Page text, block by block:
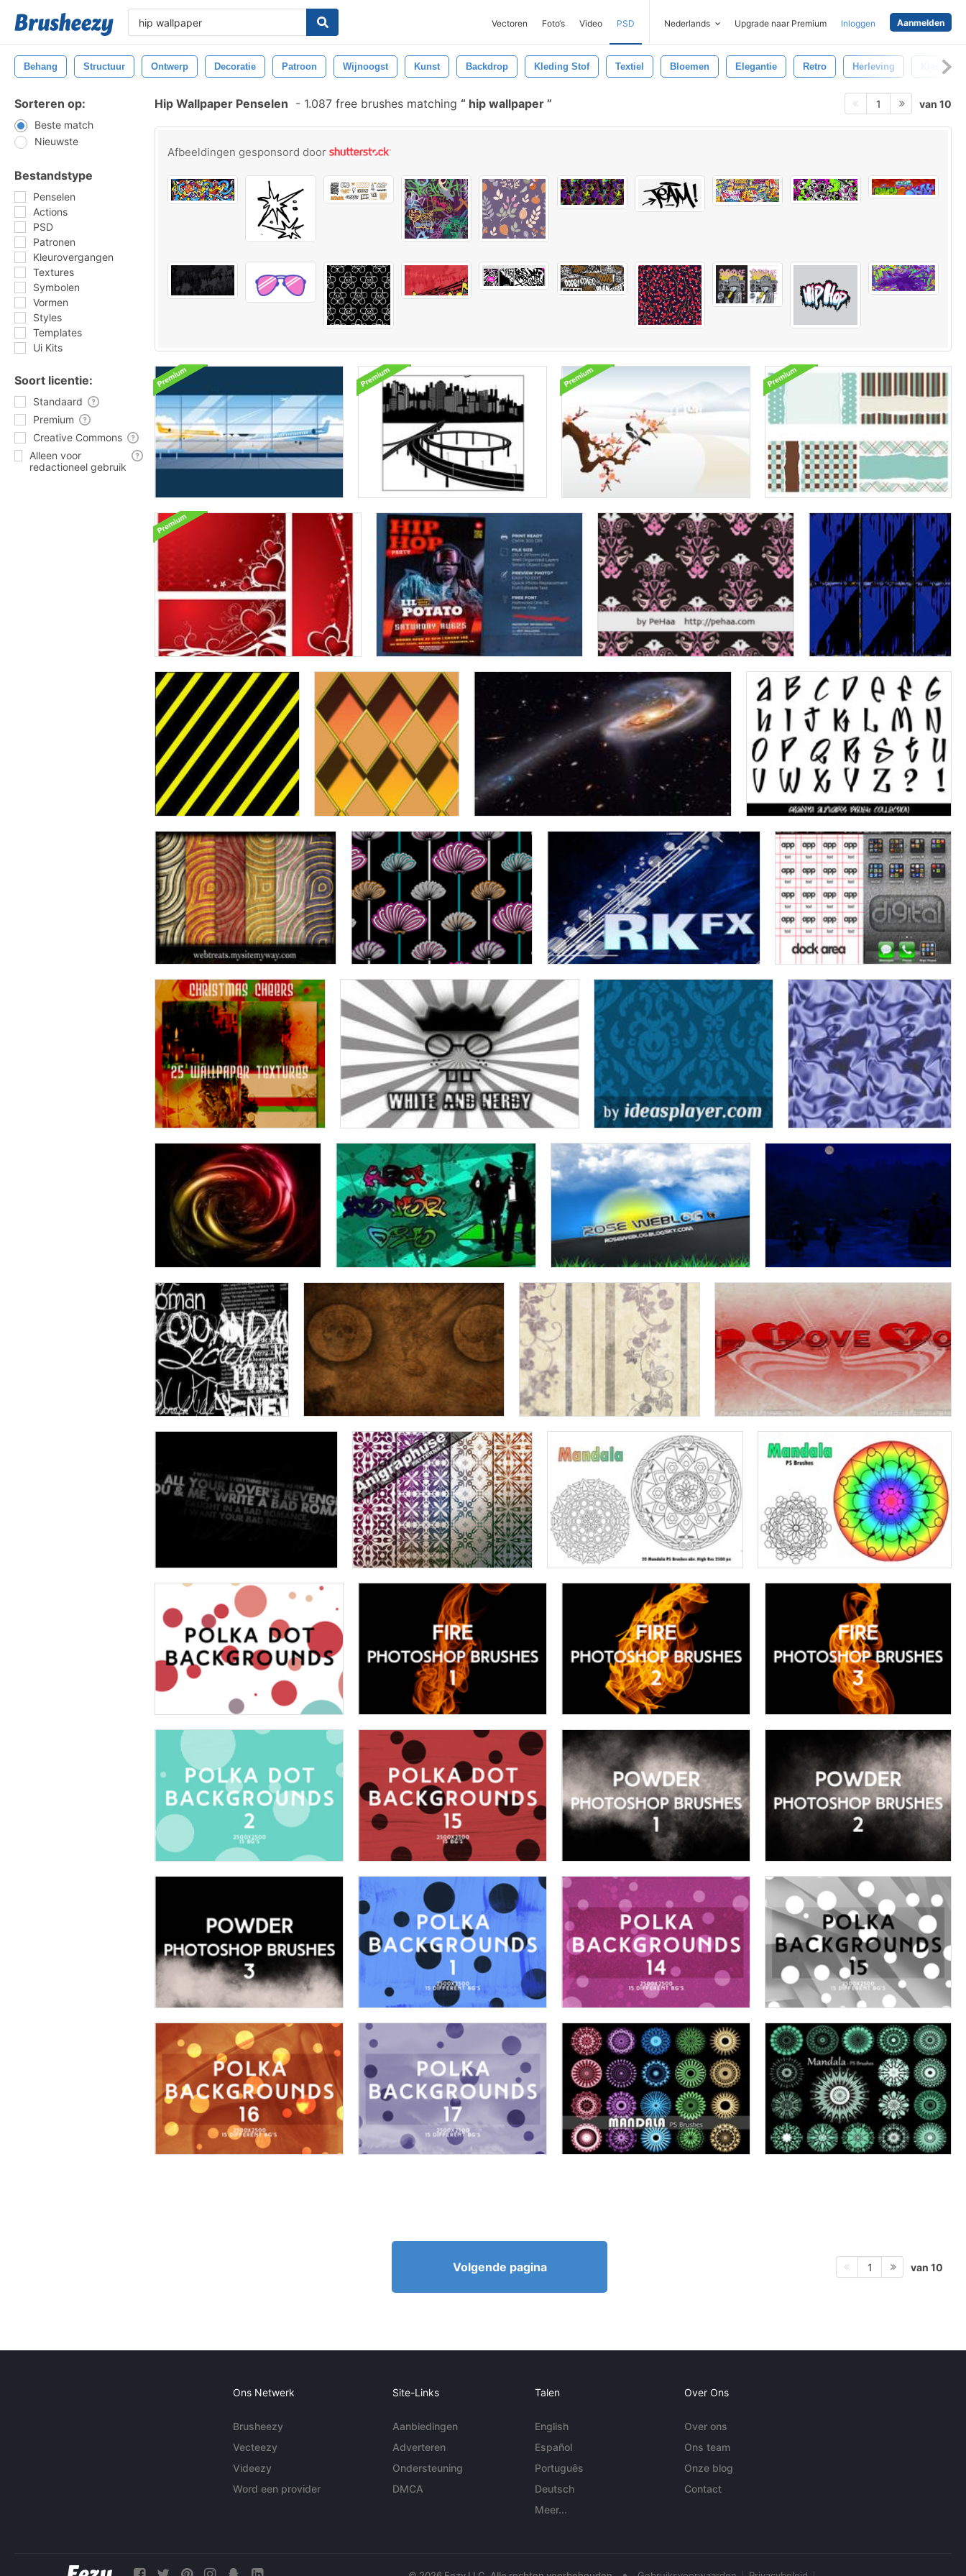
Vectoren Foto‘s Video PSD Nederlands Upgrade naar Premium Inloggen Aanmelden
Behang Structuur Ontwerp Decoratie Patroon Wijnoogst Kunst Backdrop Kleding Stof Textiel Bloemen Elegantie Retro Herleving Klassiek
Sorteren op:
Beste match
Nieuwste
Bestandstype
Penselen
Actions
PSD
Patronen
Kleurovergangen
Textures
Symbolen
Vormen
Styles
Templates
Ui Kits
Soort licentie:
Standaard
Premium
Creative Commons
Alleen voor
redactioneel gebruik
Hip Wallpaper Penselen - 1.087 free brushes matching hip wallpaper 1 van 10
Afbeeldingen gesponsord door
Volgende pagina 1 van 10
Ons Netwerk
Brusheezy
Vecteezy
Videezy
Word een provider
Site-Links
Aanbiedingen
Adverteren
Ondersteuning
DMCA
Talen
English
Español
Português
Deutsch
Meer...
Over Ons
Over ons
Ons team
Onze blog
Contact